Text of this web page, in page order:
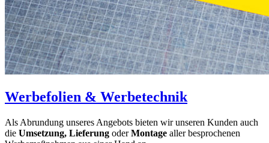
Werbefolien & Werbetechnik
Als Abrundung unseres Angebots bieten wir unseren Kunden auch
die Umsetzung, Lieferung oderMontage aller besprochenen